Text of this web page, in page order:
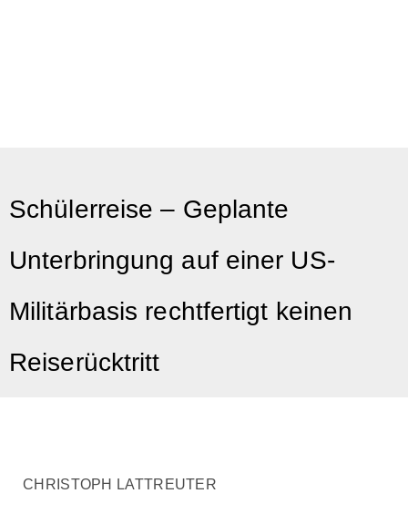
Schülerreise – Geplante
Unterbringung auf einer US-
Militärbasis rechtfertigt keinen
Reiserücktritt
CHRISTOPH LATTREUTER